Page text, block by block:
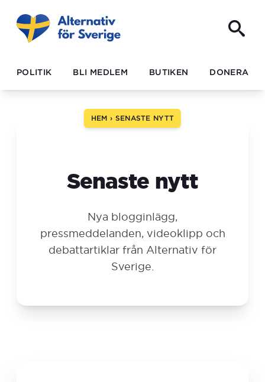
POLITIK BLI MEDLEM BUTIKEN DONERA
HEM › SENASTE NYTT
Senaste nytt
Nya blogginlägg,
pressmeddelanden, videoklipp och
debattartiklar från Alternativ för
Sverige.